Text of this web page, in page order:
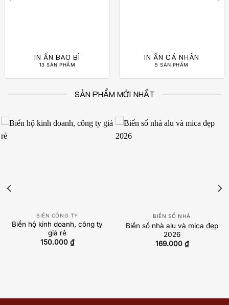
IN ẤN BAO BÌ
13 SẢN PHẨM
IN ẤN CÁ NHÂN
5 SẢN PHẨM
SẢN PHẨM MỚI NHẤT
BIỂN CÔNG TY
Biển hộ kinh doanh, công ty
giá rẻ
150.000 ₫
BIỂN SỐ NHÀ
Biển số nhà alu và mica đẹp
2026
169.000 ₫